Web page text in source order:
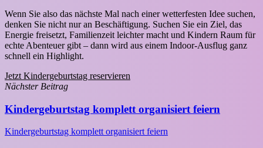
Wenn Sie also das nächste Mal nach einer wetterfesten Idee suchen,
denken Sie nicht nur an Beschäftigung. Suchen Sie ein Ziel, das
Energie freisetzt, Familienzeit leichter macht und Kindern Raum für
echte Abenteuer gibt – dann wird aus einem Indoor-Ausflug ganz
schnell ein Highlight.
Jetzt Kindergeburtstag reservieren
Nächster Beitrag
Kindergeburtstag komplett organisiert feiern
Kindergeburtstag komplett organisiert feiern